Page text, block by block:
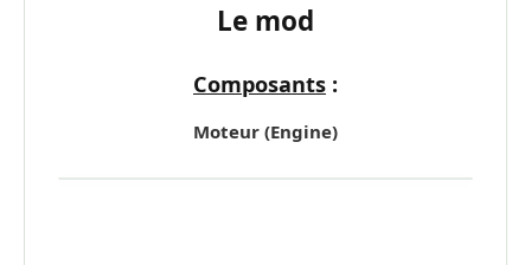
Le mod
Composants :
Moteur (Engine)